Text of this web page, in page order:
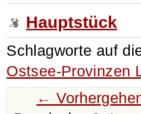
Hauptstück
Schlagworte auf
Ostsee-Provinzen
←